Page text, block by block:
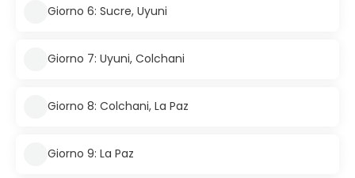
Giorno 6: Sucre, Uyuni
Giorno 7: Uyuni, Colchani
Giorno 8: Colchani, La Paz
Giorno 9: La Paz